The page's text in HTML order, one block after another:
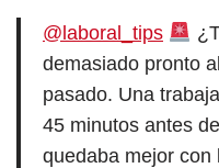
@laboral_tips
demasiado pronto
pasado. Una
45 minutos antes
quedaba mejor con